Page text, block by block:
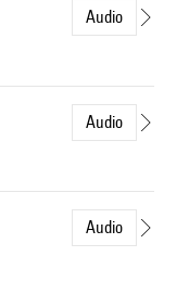
Audio
Audio
Audio